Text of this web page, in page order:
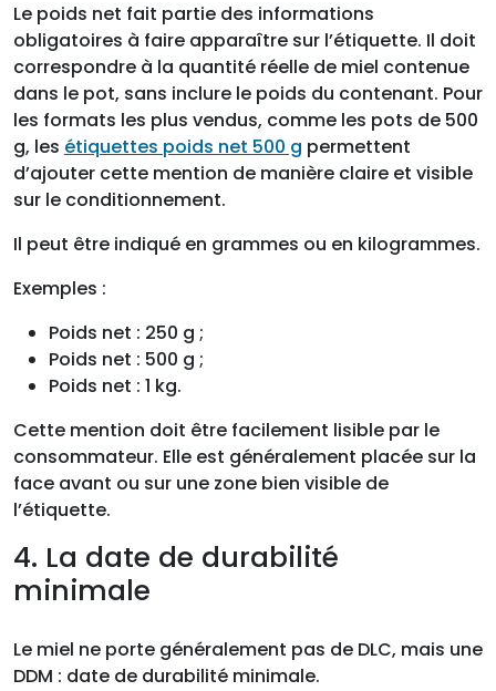
Le poids net fait partie des informations
obligatoires à faire apparaître sur l’étiquette. Il doit
correspondre à la quantité réelle de miel contenue
dans le pot, sans inclure le poids du contenant. Pour
les formats les plus vendus, comme les pots de 500
g, les étiquettes poids net 500 g permettent
d’ajouter cette mention de manière claire et visible
sur le conditionnement.
Il peut être indiqué en grammes ou en kilogrammes.
Exemples :
Poids net : 250 g ;
Poids net : 500 g ;
Poids net : 1 kg.
Cette mention doit être facilement lisible par le
consommateur. Elle est généralement placée sur la
face avant ou sur une zone bien visible de
l’étiquette.
4. La date de durabilité
minimale
Le miel ne porte généralement pas de DLC, mais une
DDM : date de durabilité minimale.